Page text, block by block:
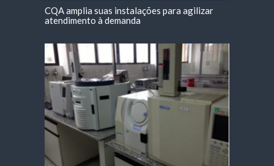
CQA amplia suas instalações para agilizar
atendimento à demanda